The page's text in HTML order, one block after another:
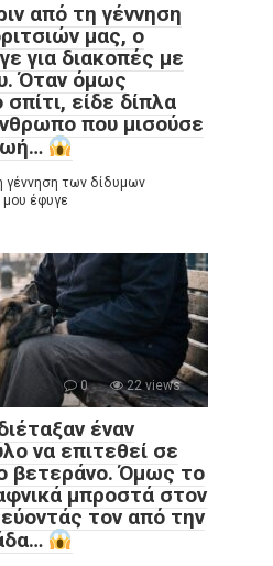
από τη γέννηση
μας, ο
για διακοπές με
Όταν όμως
είδε δίπλα
που μισούσε
γέννηση των δίδυμων
μου έφυγε
0 22 views
έναν
να επιτεθεί σε
βετεράνο. Όμως το
μπροστά στον
τον από την